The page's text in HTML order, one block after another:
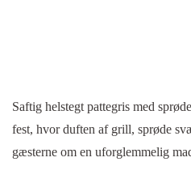
Saftig helstegt pattegris med
fest, hvor duften af grill, sprøde
gæsterne om en uforglemmelig